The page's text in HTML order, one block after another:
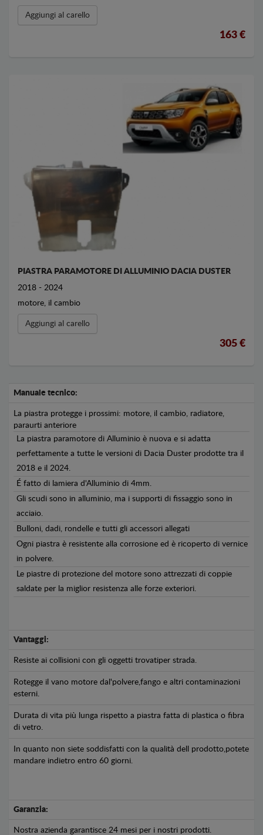
Aggiungi al carello
163 €
PIASTRA PARAMOTORE DI ALLUMINIO DACIA DUSTER
2018 - 2024
motore, il cambio
Aggiungi al carello
305 €
Manuale tecnico:
La piastra protegge i prossimi: motore, il cambio, radiatore,
paraurti anteriore
La piastra paramotore di Alluminio è nuova e si adatta
perfettamente a tutte le versioni di Dacia Duster prodotte tra il
2018 e il 2024.
É fatto di lamiera d'Alluminio di 4mm.
Gli scudi sono in alluminio, ma i supporti di fissaggio sono in
acciaio.
Bulloni, dadi, rondelle e tutti gli accessori allegati
Ogni piastra è resistente alla corrosione ed è ricoperto di vernice
in polvere.
Le piastre di protezione del motore sono attrezzati di coppie
saldate per la miglior resistenza alle forze exteriori.
Vantaggi:
Resiste ai collisioni con gli oggetti trovatiper strada.
Rotegge il vano motore dal'polvere,fango e altri contaminazioni
esterni.
Durata di vita più lunga rispetto a piastra fatta di plastica o fibra
di vetro.
In quanto non siete soddisfatti con la qualità dell prodotto,potete
mandare indietro entro 60 giorni.
Garanzia:
Nostra azienda garantisce 24 mesi per i nostri prodotti.